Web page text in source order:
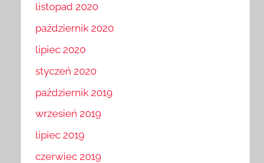
listopad 2020
październik 2020
lipiec 2020
styczeń 2020
październik 2019
wrzesień 2019
lipiec 2019
czerwiec 2019